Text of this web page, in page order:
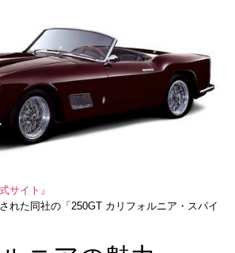
サイト』
れた同社の「250GT カリフォルニア・スパイ